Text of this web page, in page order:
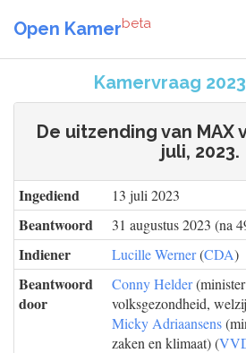
Open Kamerbeta
Kamervraag
De uitzending van MAX
juli, 2023.
Ingediend 13 juli 2023
Beantwoord 31 augustus 2023 (na
Indiener Lucille Werner(CDA)
Beantwoord
door
Conny Helder
volksgezondheid,
Micky Adriaansens
zaken en klimaat) (